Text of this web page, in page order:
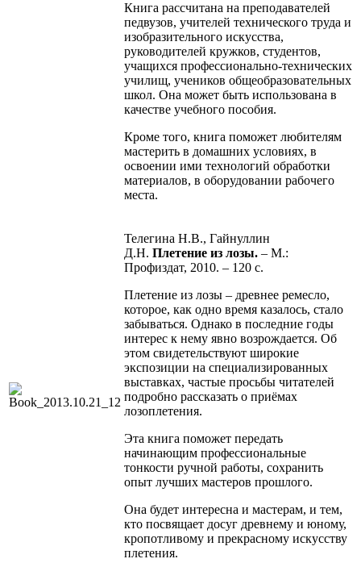
Книга рассчитана на преподавателей
педвузов, учителей технического труда и
изобразительного искусства,
руководителей кружков, студентов,
учащихся профессионально-технических
училищ, учеников общеобразовательных
школ. Она может быть использована в
качестве учебного пособия.
Кроме того, книга поможет любителям
мастерить в домашних условиях, в
освоении ими технологий обработки
материалов, в оборудовании рабочего
места.
Телегина Н.В., Гайнуллин
Д.Н. Плетение из лозы. – М.:
Профиздат, 2010. – 120 с.
Плетение из лозы – древнее ремесло,
которое, как одно время казалось, стало
забываться. Однако в последние годы
интерес к нему явно возрождается. Об
этом свидетельствуют широкие
экспозиции на специализированных
выставках, частые просьбы читателей
подробно рассказать о приёмах
лозоплетения.
Эта книга поможет передать
начинающим профессиональные
тонкости ручной работы, сохранить
опыт лучших мастеров прошлого.
Она будет интересна и мастерам, и тем,
кто посвящает досуг древнему и юному,
кропотливому и прекрасному искусству
плетения.